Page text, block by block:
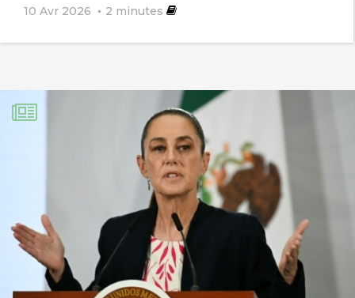
10 Avr 2026 2 minutes